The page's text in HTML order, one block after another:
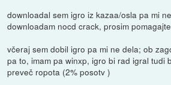
downloadal sem igro iz kazaa/osla pa mi
downloadam nocd crack, prosim
včeraj sem dobil igro pa mi ne dela; ob
pa to, imam pa winxp, igro bi rad igral tudi
preveč ropota (2% posotv )